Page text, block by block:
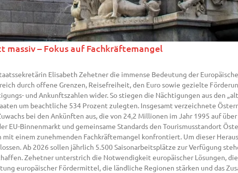
– Fokus auf Fachkräftemangel
Elisabeth Zehetner die immense Bedeutung der
durch offene Grenzen, Reisefreiheit, den Euro sowie gezielte
und Ankunftszahlen wider. So stiegen die Nächtigungen aus den
um beachtliche 534 Prozent zulegten. Insgesamt verzeichnete
bei den Ankünften aus, die von 24,2 Millionen im Jahr 1995 auf
EU-Binnenmarkt und gemeinsame Standards den Tourismusstandort
einem zunehmenden Fachkräftemangel konfrontiert. Um dieser
Ab 2026 sollen jährlich 5.500 Saisonarbeitsplätze zur Verfügung
Zehetner unterstrich die Notwendigkeit europäischer Lösungen,
europäischer Fördermittel, die ländliche Regionen stärken und das